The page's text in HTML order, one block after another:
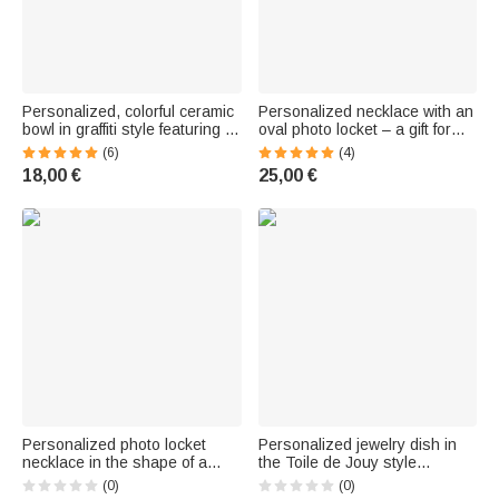
Personalized, colorful ceramic
bowl in graffiti style featuring a
pet photo rendered in oil
painting style, with the pet's
name, for everyday use—a
lovers
(6)
18,00 €
Personalized necklace with an
oval photo locket – a gift for
women for a birth, birthday, in
memory of a loved one, or for
an anniversary, featuring a
(4)
25,00 €
Personalized photo locket
necklace in the shape of a
book with birthstones for ages
(0)
Personalized jewelry dish in
the Toile de Jouy style
featuring an animal portrait,
(0)